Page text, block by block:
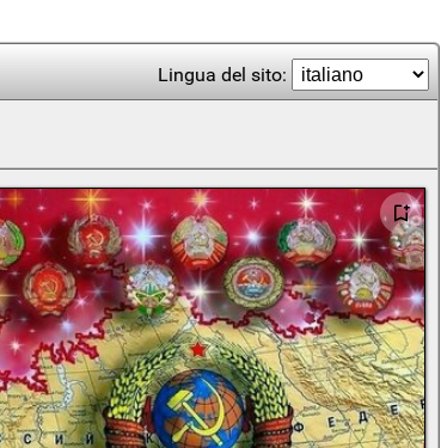
Lingua del sito: